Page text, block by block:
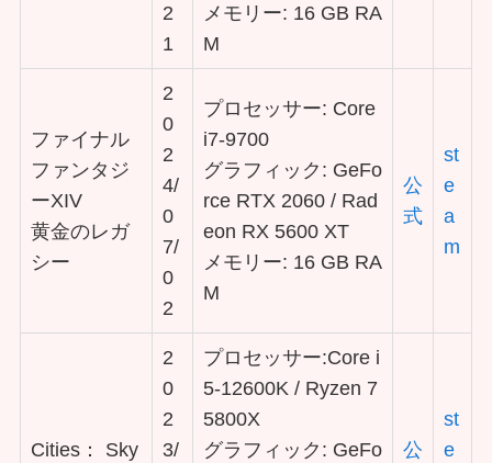
2
1
メモリー: 16 GB RA
M
ファイナル
ファンタジ
ーXIV
黄金のレガ
シー
2
0
2
4/
0
7/
0
2
プロセッサー: Core
i7-9700
グラフィック: GeFo
rce RTX 2060 / Rad
eon RX 5600 XT
メモリー: 16 GB RA
M
公
式
st
e
a
m
Cities： Sky
2
0
2
3/
プロセッサー:Core i
5-12600K / Ryzen 7
5800X
グラフィック: GeFo
公
st
e